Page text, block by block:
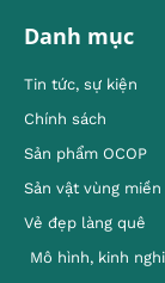
Danh mục
Tin tức, sự kiện
Chính sách
Sản phẩm OCOP
Sản vật vùng miền
Vẻ đẹp làng quê
Mô hình, kinh